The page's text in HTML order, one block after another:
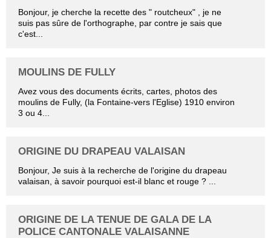
Bonjour, je cherche la recette des " routcheux" , je ne
suis pas sûre de l'orthographe, par contre je sais que
c'est...
MOULINS DE FULLY
Avez vous des documents écrits, cartes, photos des
moulins de Fully, (la Fontaine-vers l'Eglise) 1910 environ
3 ou 4...
ORIGINE DU DRAPEAU VALAISAN
Bonjour, Je suis à la recherche de l'origine du drapeau
valaisan, à savoir pourquoi est-il blanc et rouge ? ...
ORIGINE DE LA TENUE DE GALA DE LA
POLICE CANTONALE VALAISANNE